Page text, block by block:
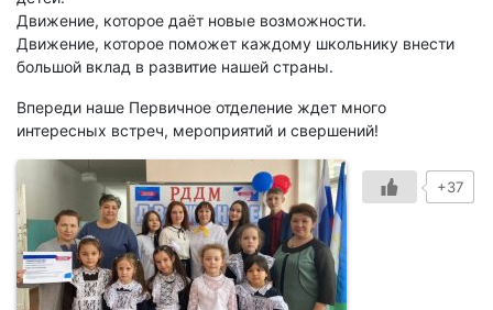
Движение, которое даёт новые возможности.
Движение, которое поможет каждому школьнику внести
большой вклад в развитие нашей страны.
Впереди наше Первичное отделение ждет много
интересных встреч, мероприятий и свершений!
+37